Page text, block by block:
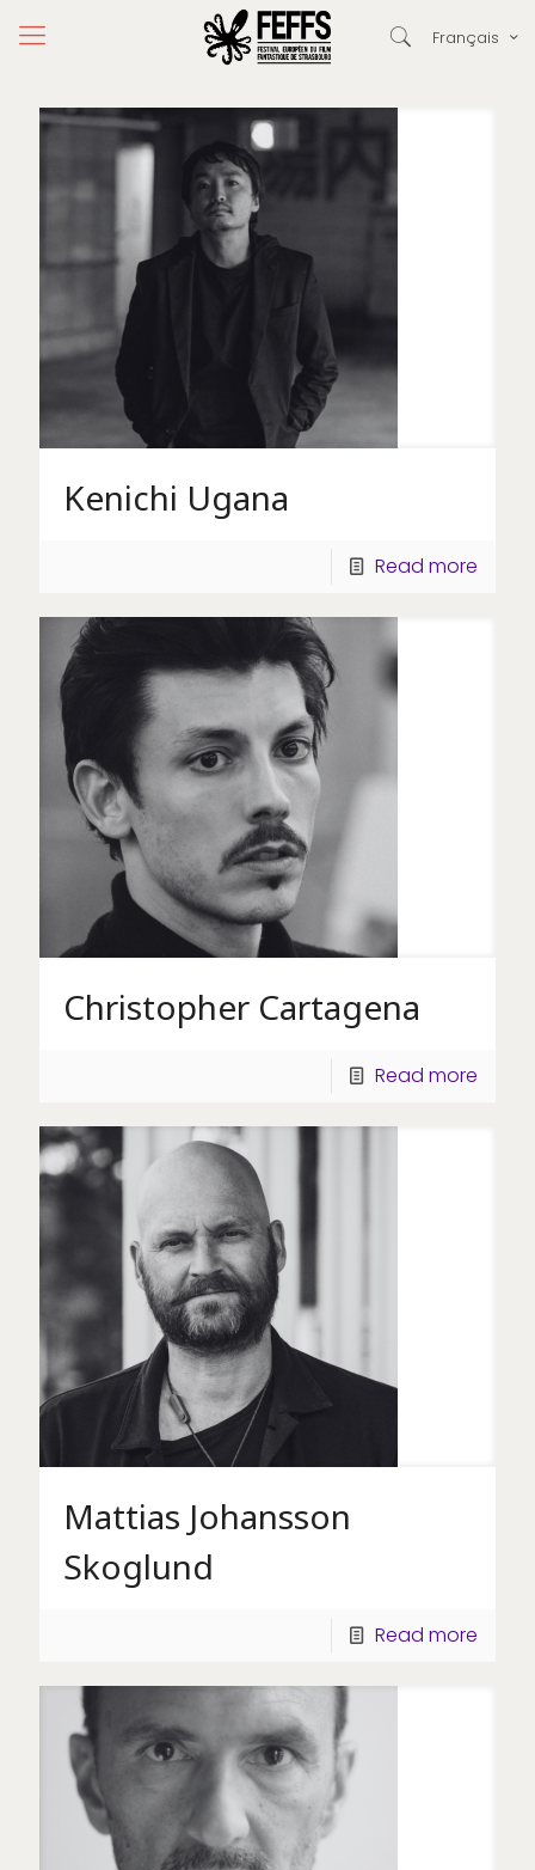
Français
Kenichi Ugana
Read more
Christopher Cartagena
Read more
Mattias Johansson
Skoglund
Read more